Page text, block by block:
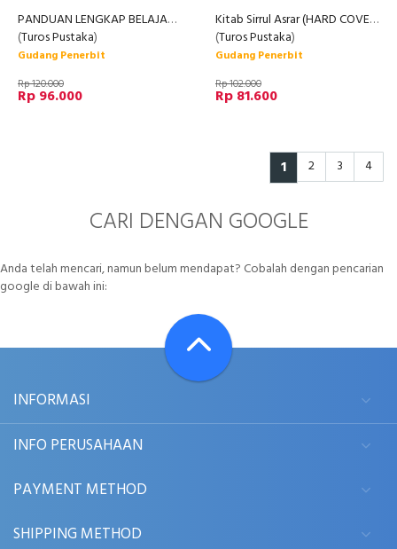
PANDUAN LENGKAP BELAJAR IMLA DAN MENULIS ARAB OTODIDAK
(Turos Pustaka)
Gudang Penerbit
Rp 120.000
Rp 96.000
Kitab Sirrul Asrar (HARD COVER)
(Turos Pustaka)
Gudang Penerbit
Rp 102.000
Rp 81.600
1 2 3 4
CARI DENGAN GOOGLE
Anda telah mencari, namun belum mendapat? Cobalah dengan pencarian
google di bawah ini:
INFORMASI
INFO PERUSAHAAN
PAYMENT METHOD
SHIPPING METHOD